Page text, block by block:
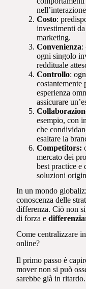
Costo:
investimenti
marketing.
Convenienza:
ogni singolo
reddituale
Controllo:
costantemente
esperienza
assicurare
esempio, con
che
esaltare la
Competitors:
mercato dei
best practice e
soluzioni
In un mondo
conoscenza delle
differenza. Ciò non
di forza e
Come centralizzare
online?
Il primo passo è
mover non si può
sarebbe già in ritardo.